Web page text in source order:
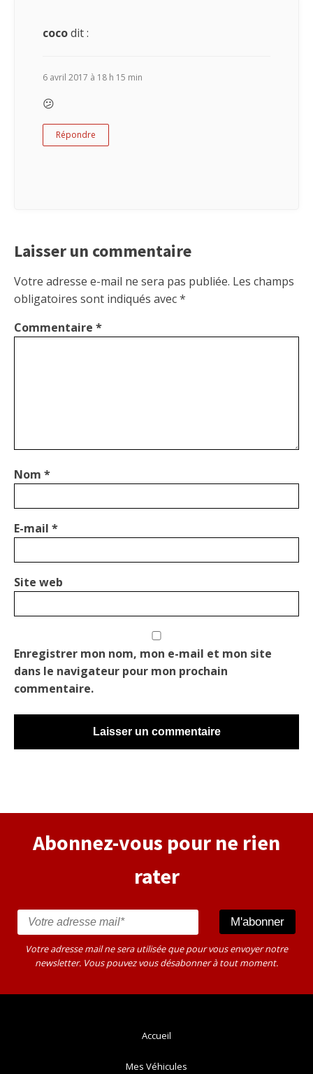
cocodit :
6 avril 2017 à 18 h 15 min
😕
Répondre
Laisser un commentaire
Votre adresse e-mail ne sera pas publiée. Les champs
obligatoires sont indiqués avec*
Commentaire *
Nom *
E-mail *
Site web
Enregistrer mon nom, mon e-mail et mon site
dans le navigateur pour mon prochain
commentaire.
Abonnez-vous pour ne rien
rater
Votre adresse mail ne sera utilisée que pour vous envoyer notre
newsletter. Vous pouvez vous désabonner à tout moment.
Accueil
Mes Véhicules